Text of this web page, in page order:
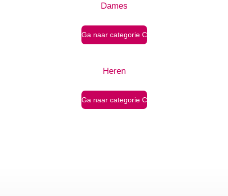
Dames
Ga naar categorie C
Heren
Ga naar categorie C